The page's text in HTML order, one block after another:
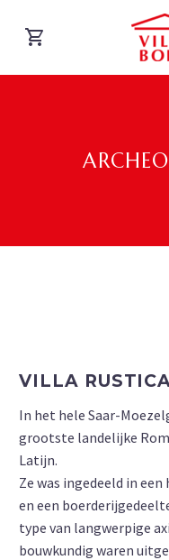
VILLA
In het hele Saar-
grootste landelijke
Latijn.
Ze was ingedeeld in
en een
type van langwerpige
bouwkundig waren